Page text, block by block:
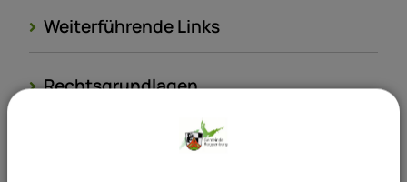
Weiterführende Links
Rechtsgrundlagen
Verantwortliche Behörde